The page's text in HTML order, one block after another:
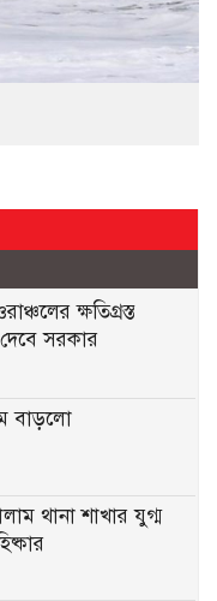
ক্ষতিগ্রস্ত
সরকার
বাড়লো
থানা শাখার যুগ্ম